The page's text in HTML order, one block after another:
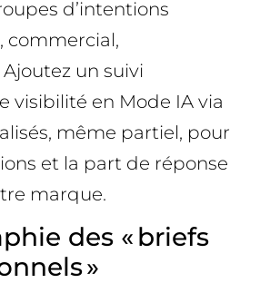
d’intentions
commercial,
un suivi
visibilité en Mode IA via
même partiel, pour
et la part de réponse
marque.
des « briefs
»